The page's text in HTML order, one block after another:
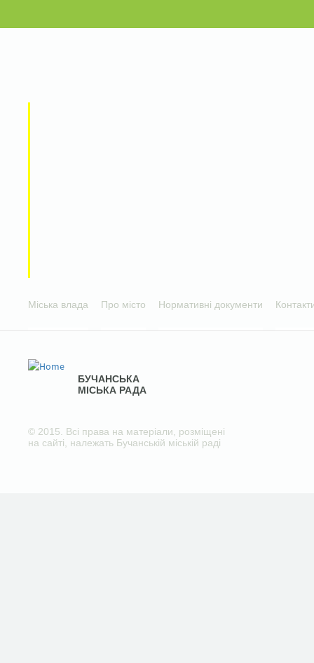
Міська влада Про місто Нормативні документи
БУЧАНСЬКА
МІСЬКА РАДА
© 2015. Всі права на матеріали, розміщені
на сайті, належать Бучанській міській раді